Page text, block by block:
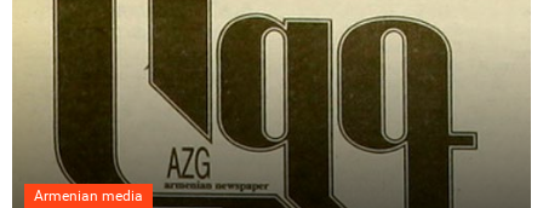
Armenian media